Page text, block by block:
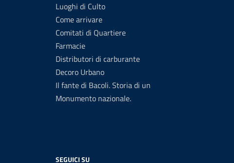
Luoghi di Culto
Come arrivare
Comitati di Quartiere
Farmacie
Distributori di carburante
Decoro Urbano
Il fante di Bacoli. Storia di un
Monumento nazionale.
SEGUICI SU